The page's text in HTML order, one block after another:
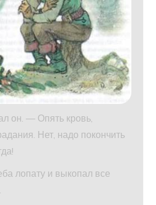
он. — Опять кровь,
Нет, надо покончить
лопату и выкопал все